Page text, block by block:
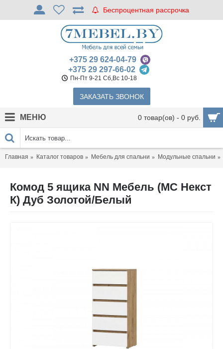
Беспроцентная рассрочка
+375 29 624-04-79
+375 29 297-66-02
Пн-Пт 9-21 Сб,Вс 10-18
ЗАКАЗАТЬ ЗВОНОК
0 товар(ов) - 0 руб.
МЕНЮ
Главная Каталог товаров Мебель для спальни Модульные спальни
Комод 5 ящика NN Мебель (МС Некст
К) Дуб Золотой/Белый